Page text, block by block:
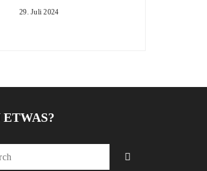
29. Juli 2024
ETWAS?